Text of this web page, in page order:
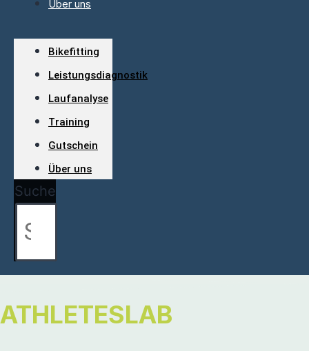
Über uns
Bikefitting
Leistungsdiagnostik
Laufanalyse
Training
Gutschein
Über uns
Suche
ATHLETESLAB